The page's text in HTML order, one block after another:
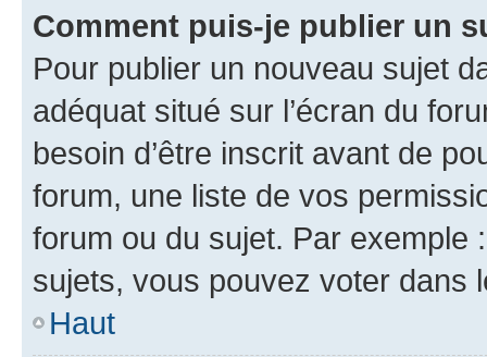
Comment puis-je publier un
Pour publier un nouveau sujet
adéquat situé sur l’écran du
besoin d’être inscrit avant de
forum, une liste de vos
forum ou du sujet. Par exemple
sujets, vous pouvez voter dans
Haut